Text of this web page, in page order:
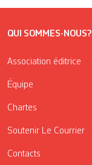
QUI SOMMES-NOUS?
Association éditrice
Équipe
Chartes
Soutenir Le Courrier
Contacts